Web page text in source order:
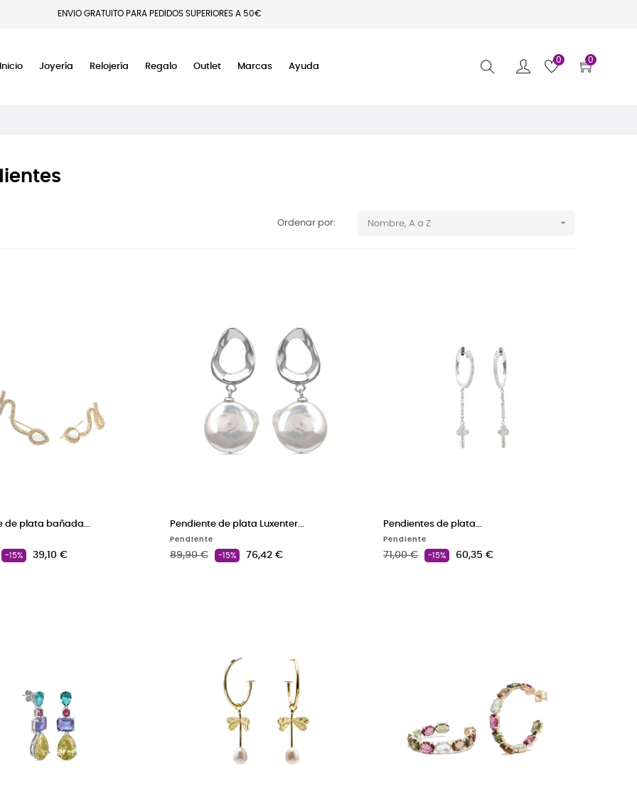
ENVIO GRATUITO PARA PEDIDOS SUPERIORES A 50€
Inicio Joyería Relojería Regalo Outlet Marcas Ayuda
0 0
Ordenar por: Nombre, A a Z 
de plata bañada...
-15% Precio
39,10 €
Pendiente de plata Luxenter...
Pendiente
Precio base
89,90 € -15% Precio
76,42 €
Pendientes de plata...
Pendiente
Precio base
71,00 € -15% Precio
60,35 €